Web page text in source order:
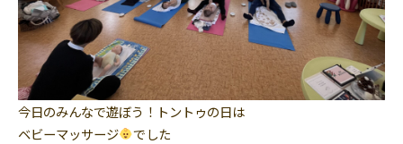
今日のみんなで遊ぼう！トントゥの日は
ベビーマッサージ
でした